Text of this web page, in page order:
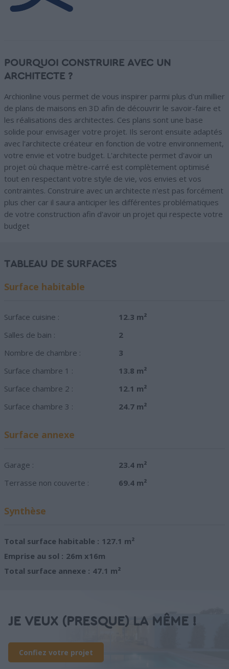
POURQUOI CONSTRUIRE AVEC UN
ARCHITECTE ?
Archionline vous permet de vous inspirer parmi plus d'un millier
de plans de maisons en 3D afin de découvrir le savoir-faire et
les réalisations des architectes. Ces plans sont une base
solide pour envisager votre projet. Ils seront ensuite adaptés
avec l'architecte créateur en fonction de votre environnement,
votre envie et votre budget. L'architecte permet d'avoir un
projet où chaque mètre-carré est complètement optimisé
tout en respectant votre style de vie, vos envies et vos
contraintes. Construire avec un architecte n'est pas forcément
plus cher car il saura anticiper les différentes problématiques
de votre construction afin d'avoir un projet qui respecte votre
budget
TABLEAU DE SURFACES
Surface habitable
Surface cuisine :
12.3 m²
Salles de bain :
2
Nombre de chambre :
3
Surface chambre 1 :
13.8 m²
Surface chambre 2 :
12.1 m²
Surface chambre 3 :
24.7 m²
Surface annexe
Garage :
23.4 m²
Terrasse non couverte :
69.4 m²
Synthèse
Total surface habitable : 127.1 m²
Emprise au sol : 26m x16m
Total surface annexe : 47.1 m²
JE VEUX (PRESQUE) LA MÊME !
Confiez votre projet